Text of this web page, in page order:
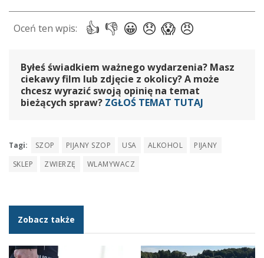
Byłeś świadkiem ważnego wydarzenia? Masz
ciekawy film lub zdjęcie z okolicy? A może
chcesz wyrazić swoją opinię na temat
bieżących spraw? ZGŁOŚ TEMAT TUTAJ
Tagi: SZOP PIJANY SZOP USA ALKOHOL
PIJANY
SKLEP
ZWIERZĘ WLAMYWACZ
Zobacz także